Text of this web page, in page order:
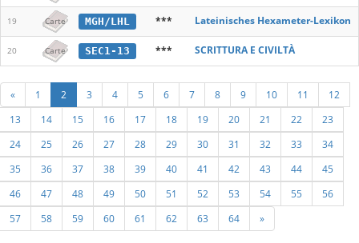
19 Carte MGH/LHL *** Lateinisches Hexameter-Lexikon
20 Carte SEC1-13 *** SCRITTURA E CIVILTÀ
« 1 2 3 4 5 6 7 8 9 10 11
12
13
14 15 16 17 18 19 20 21 22
23
24
25 26 27 28 29 30 31 32 33
34
35
36 37 38 39 40 41 42 43 44
45
46
47 48 49 50 51 52 53 54 55
56
57
58 59 60 61 62 63 64 »